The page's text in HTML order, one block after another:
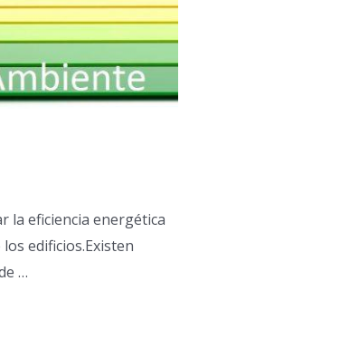
la eficiencia energética
edificios.Existen
…